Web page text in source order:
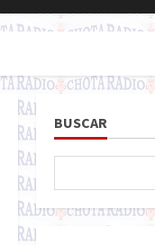
BUSCAR